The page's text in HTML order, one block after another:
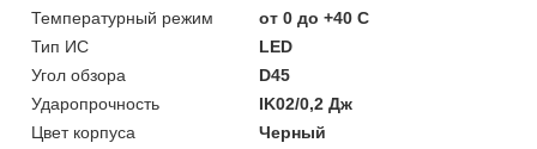
Температурный режим
от 0 до +40 C
Тип ИС
LED
Угол обзора
D45
Ударопрочность
IK02/0,2 Дж
Цвет корпуса
Черный